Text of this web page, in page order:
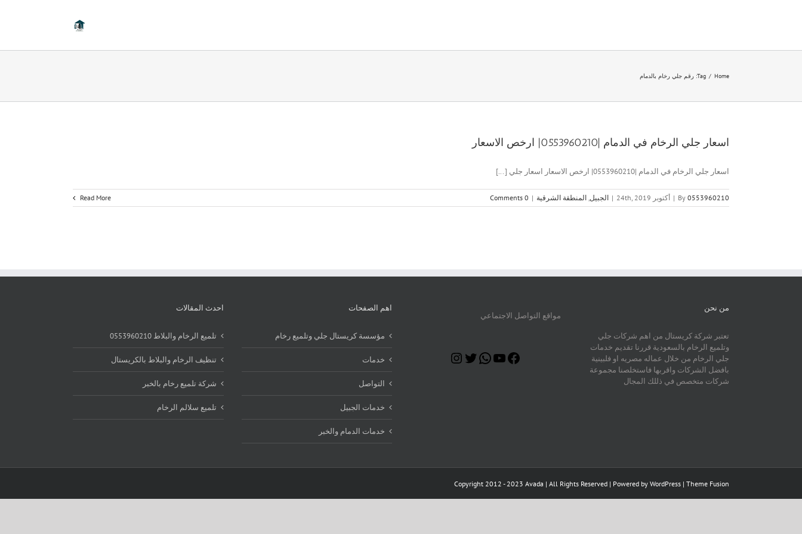
Home
/
Tag: رقم جلي رخام بالدمام
اسعار جلي الرخام في الدمام |0553960210| ارخص الاسعار
اسعار جلي الرخام في الدمام |0553960210| ارخص الاسعار اسعار جلي [...]
By 0553960210
| أكتوبر 24th, 2019 | الجبيل المنطقة الشرقية |
0 Comments
Read More
من نحن
تعتبر شركة كريستال من اهم شركات جلي
وتلميع الرخام بالسعودية قررنا تقديم خدمات
جلي الرخام من خلال عماله مصريه او فلبينية
بافضل الشركات واقربها فاستخلصنا مجموعة
شركات متخصص في ذللك المجال
مواقع التواصل الاجتماعي
Facebook
YouTube
WhatsApp
Twitter
اهم الصفحات
مؤسسة كريستال جلي وتلميع رخام
خدمات
التواصل
خدمات الجبيل
خدمات الدمام والخبر
احدث المقالات
تلميع الرخام والبلاط 0553960210
تنظيف الرخام والبلاط بالكريستال
شركة تلميع رخام بالخبر
تلميع سلالم الرخام
Copyright 2012 - 2023 Avada | All Rights Reserved | Powered by WordPress | Theme Fusion